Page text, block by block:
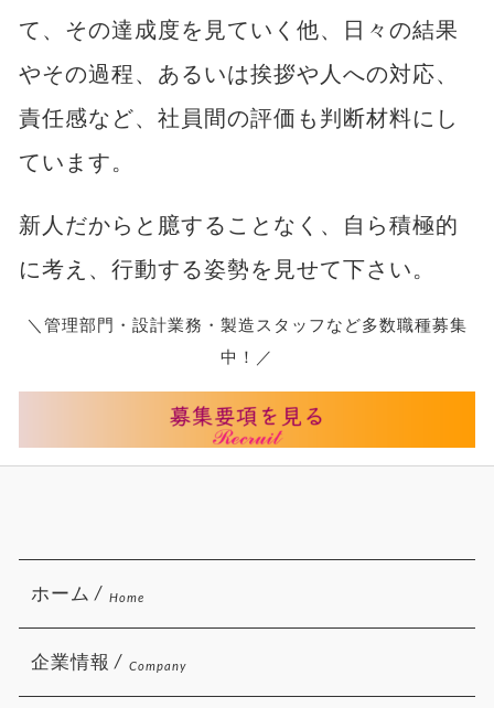
て、その達成度を見ていく他、日々の結果
やその過程、あるいは挨拶や人への対応、
責任感など、社員間の評価も判断材料にし
ています。
新人だからと臆することなく、自ら積極的
に考え、行動する姿勢を見せて下さい。
＼管理部門・設計業務・製造スタッフなど多数職種募集
中！／
ホーム / Home
企業情報 / Company